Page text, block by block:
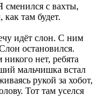
с вахты,
как там будет.
идёт слон. С ним
остановился.
нет, ребята
мальчишка встал
рукой за хобот,
Тот там уселся